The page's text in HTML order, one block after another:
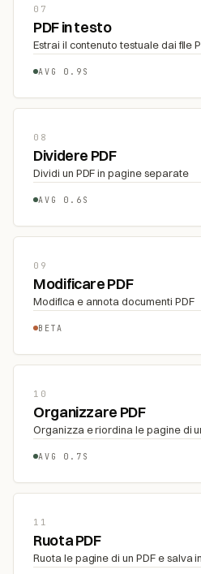
07
PDF in testo
Estrai il contenuto testuale dai file
AVG 0.9S
08
Dividere PDF
Dividi un PDF in pagine separate
AVG 0.6S
09
Modificare PDF
Modifica e annota documenti PDF
BETA
10
Organizzare PDF
Organizza e riordina le pagine di
AVG 0.7S
11
Ruota PDF
Ruota le pagine di un PDF e salva